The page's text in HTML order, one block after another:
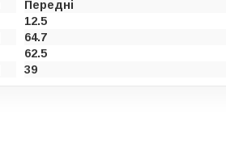
Передні
12.5
64.7
62.5
39